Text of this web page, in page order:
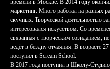
времени в Москве. В 2014 году
маркетинг. Много работал на разных
скучных. Творческой деятельностью
интересовался искусством. Со
связанная с творческим созиданием,
ведёт в бездну отчаяния. В возрасте
поступил в Scream School.
В 2017 года поступил в Школу-